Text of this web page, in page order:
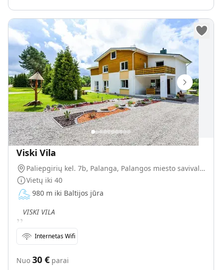
Viski Vila
Paliepgirių kel. 7b, Palanga, Palangos miesto savivaldybė, Lietuva
Vietų iki 40
980 m iki Baltijos jūra
„VISKI VILA
Internetas Wifi
Nuo 30 € parai